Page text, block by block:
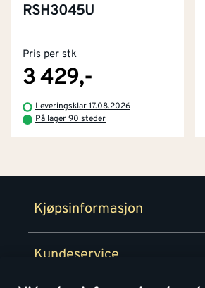
RSH3045U
Pris per stk
3 429,-
Leveringsklar 17.08.2026
På lager 90 steder
Kjøpsinformasjon
Kjøpsbetingelser
Retur- og angrerettsskjema
Kundeservice
Tjenester
Montér Klubb
Byggevarehus og åpningstider
Prismatch
Personvern